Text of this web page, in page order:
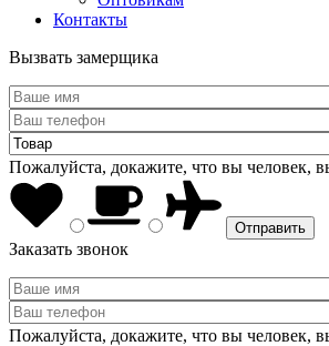
Контакты
Вызвать замерщика
Пожалуйста, докажите, что вы человек,
Заказать звонок
Пожалуйста, докажите, что вы человек,